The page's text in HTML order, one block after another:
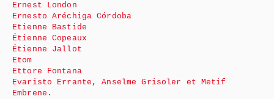
Ernest London
Ernesto Aréchiga Córdoba
Etienne Bastide
Étienne Copeaux
Étienne Jallot
Etom
Ettore Fontana
Evaristo Errante, Anselme Grisoler et Metif
Embrene.